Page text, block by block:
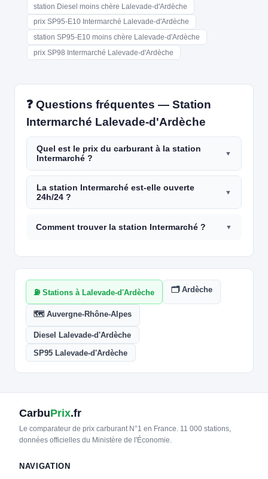
station Diesel moins chère Lalevade-d'Ardèche
prix SP95-E10 Intermarché Lalevade-d'Ardèche
station SP95-E10 moins chère Lalevade-d'Ardèche
prix SP98 Intermarché Lalevade-d'Ardèche
❓ Questions fréquentes — Station
Intermarché Lalevade-d'Ardèche
Quel est le prix du carburant à la station
Intermarché ?
La station Intermarché est-elle ouverte
24h/24 ?
Comment trouver la station Intermarché ?
⛽ Stations à Lalevade-d'Ardèche 🗂️ Ardèche
🗺️ Auvergne-Rhône-Alpes
Diesel Lalevade-d'Ardèche
SP95 Lalevade-d'Ardèche
CarbuPrix.fr
Le comparateur de prix carburant N°1 en France. 11 000 stations,
données officielles du Ministère de l'Économie.
NAVIGATION